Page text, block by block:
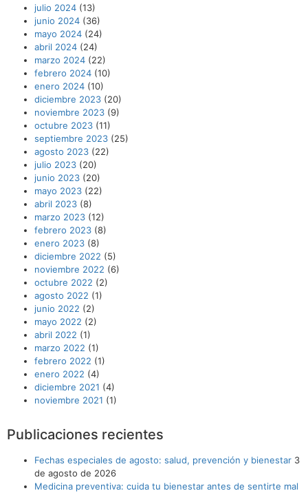
julio 2024 (13)
junio 2024 (36)
mayo 2024 (24)
abril 2024 (24)
marzo 2024 (22)
febrero 2024 (10)
enero 2024 (10)
diciembre 2023 (20)
noviembre 2023 (9)
octubre 2023 (11)
septiembre 2023 (25)
agosto 2023 (22)
julio 2023 (20)
junio 2023 (20)
mayo 2023 (22)
abril 2023 (8)
marzo 2023 (12)
febrero 2023 (8)
enero 2023 (8)
diciembre 2022 (5)
noviembre 2022 (6)
octubre 2022 (2)
agosto 2022 (1)
junio 2022 (2)
mayo 2022 (2)
abril 2022 (1)
marzo 2022 (1)
febrero 2022 (1)
enero 2022 (4)
diciembre 2021 (4)
noviembre 2021 (1)
Publicaciones recientes
Fechas especiales de agosto: salud, prevención y bienestar 3
de agosto de 2026
Medicina preventiva: cuida tu bienestar antes de sentirte mal